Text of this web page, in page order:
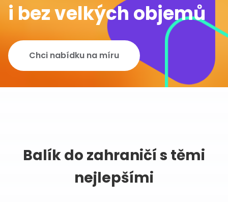
i bez velkých objemů
Chci nabídku na míru
Balík do zahraničí s těmi
nejlepšími